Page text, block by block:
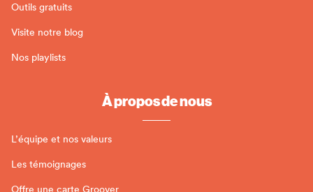
Outils gratuits
Visite notre blog
Nos playlists
À propos de nous
L’équipe et nos valeurs
Les témoignages
Offre une carte Groover